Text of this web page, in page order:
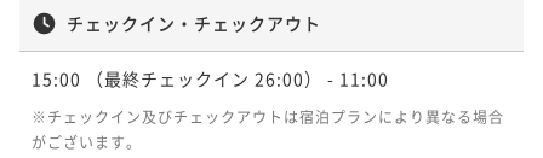
チェックイン・チェックアウト
15:00 （最終チェックイン 26:00） - 11:00
※チェックイン及びチェックアウトは宿泊プランにより異なる場合
がございます。